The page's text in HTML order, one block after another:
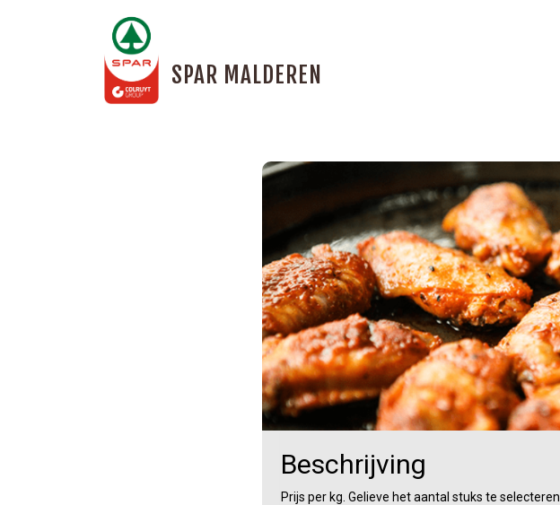
SPAR MALDEREN
Beschrijving
Prijs per kg. Gelieve het aantal stuks te selecteren.